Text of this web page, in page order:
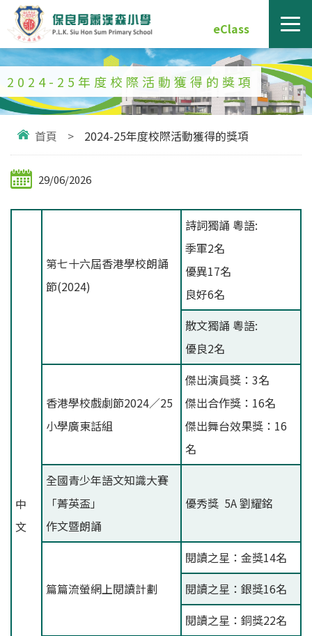
eClass
2024-25年度校際活動獲得的獎項
首頁 > 2024-25年度校際活動獲得的獎項
29/06/2026
中
文
第七十六屆香港學校朗誦
節(2024)
詩詞獨誦 粵語:
季軍2名
優異17名
良好6名
散文獨誦 粵語:
優良2名
香港學校戲劇節2024／25
小學廣東話組
傑出演員獎：3名
傑出合作獎：16名
傑出舞台效果獎：16
名
全國青少年語文知識大賽
「菁英盃」
作文暨朗誦
優秀獎 5A 劉耀銘
篇篇流螢網上閱讀計劃
閱讀之星：金獎14名
閱讀之星：銀獎16名
閱讀之星：銅獎22名